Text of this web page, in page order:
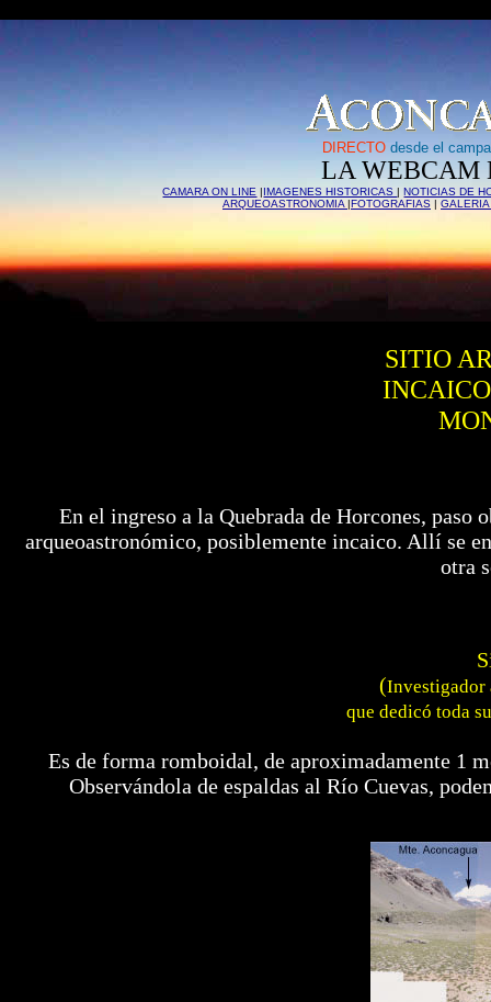
DIRECTO desde el
LA WEBCAM
CAMARA ON LINE |IMAGENES HISTORICAS|NOTICIAS DE
ARQUEOASTRONOMIA |FOTOGRAFIAS | GALERIA
SITIO
En el ingreso a la Quebrada de Horcones,
arqueoastronómico, posiblemente incaico. Allí se
otra
(Investigador
que dedicó toda
Es de forma romboidal, de aproximadamente 1
Observándola de espaldas al Río Cuevas,